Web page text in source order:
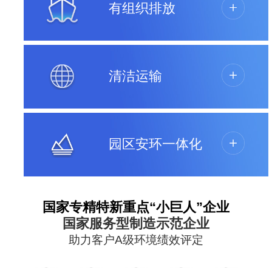
有组织排放
清洁运输
园区安环一体化
国家专精特新重点“小巨人”企业
国家服务型制造示范企业
助力客户A级环境绩效评定